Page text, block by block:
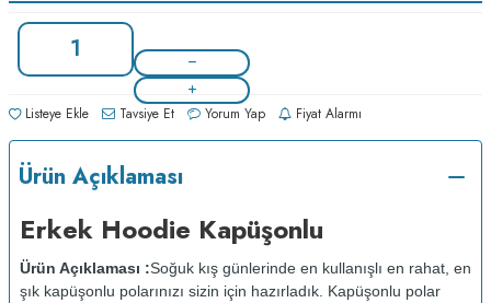
Listeye Ekle Tavsiye Et Yorum Yap Fiyat Alarmı
Ürün Açıklaması
Erkek Hoodie Kapüşonlu
Ürün Açıklaması :Soğuk kış günlerinde en kullanışlı en rahat, en
şık kapüşonlu polarınızı sizin için hazırladık. Kapüşonlu polar